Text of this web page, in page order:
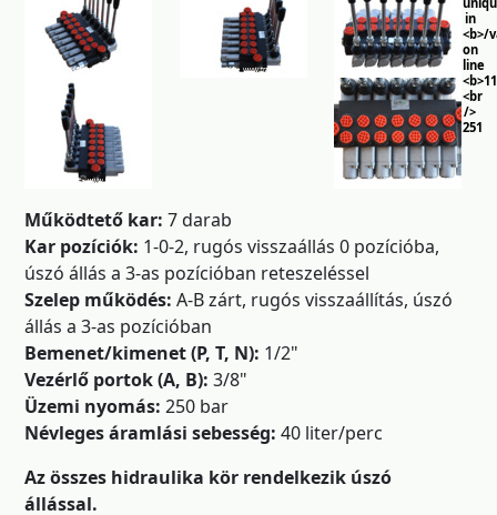
in
<b>/
on
line
<br
/>
251
Működtető kar: 7 darab
Kar pozíciók: 1-0-2, rugós visszaállás 0 pozícióba,
úszó állás a 3-as pozícióban reteszeléssel
Szelep működés: A-B zárt, rugós visszaállítás, úszó
állás a 3-as pozícióban
Bemenet/kimenet (P, T, N): 1/2"
Vezérlő portok (A, B): 3/8"
Üzemi nyomás: 250 bar
Névleges áramlási sebesség: 40 liter/perc
Az összes hidraulika kör rendelkezik úszó
állással.